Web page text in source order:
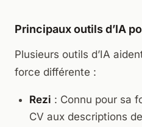
Principaux outils d’IA
Plusieurs outils d’IA
force différente :
Rezi : Connu pour sa
CV aux descriptions